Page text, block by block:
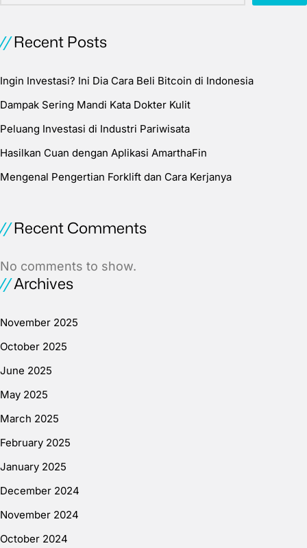
Recent Posts
Ingin Investasi? Ini Dia Cara Beli Bitcoin di Indonesia
Dampak Sering Mandi Kata Dokter Kulit
Peluang Investasi di Industri Pariwisata
Hasilkan Cuan dengan Aplikasi AmarthaFin
Mengenal Pengertian Forklift dan Cara Kerjanya
Recent Comments
No comments to show.
Archives
November 2025
October 2025
June 2025
May 2025
March 2025
February 2025
January 2025
December 2024
November 2024
October 2024